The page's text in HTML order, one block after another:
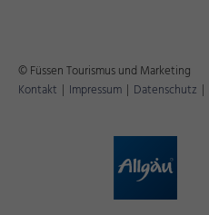
© Füssen Tourismus und Marketing
Kontakt | Impressum | Datenschutz |